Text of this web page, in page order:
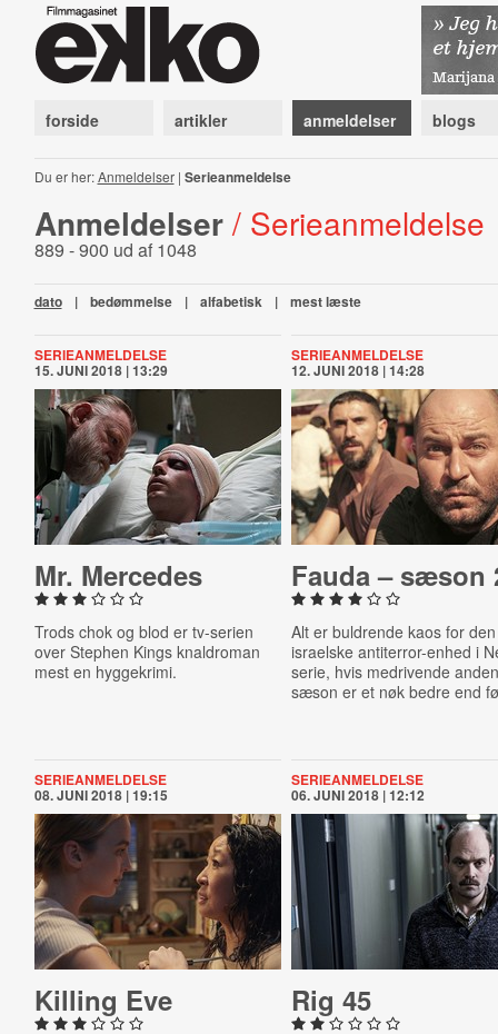
forside artikler anmeldelser blogs
Du er her:Anmeldelser| Serieanmeldelse
Anmeldelser / Serieanmeldelse
889 - 900 ud af 1048
dato | bedømmelse | alfabetisk | mest læste
SERIEANMELDELSE
15. JUNI 2018 | 13:29
Mr. Mercedes
Trods chok og blod er tv-serien
over Stephen Kings knaldroman
mest en hyggekrimi.
SERIEANMELDELSE
12. JUNI 2018 | 14:28
Fauda – sæson
Alt er buldrende kaos for den
israelske antiterror-enhed i
serie, hvis medrivende
sæson er et nøk bedre end
SERIEANMELDELSE
08. JUNI 2018 | 19:15
Killing Eve
SERIEANMELDELSE
06. JUNI 2018 | 12:12
Rig 45